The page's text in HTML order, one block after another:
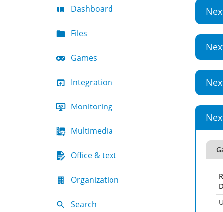
Dashboard
Files
Games
Integration
Monitoring
Multimedia
Office & text
Organization
Search